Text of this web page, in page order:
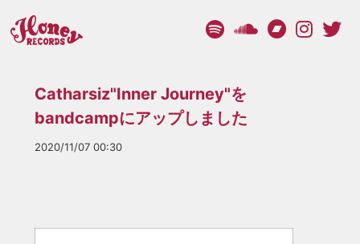
Catharsiz"Inner Journey"を
bandcampにアップしました
2020/11/07 00:30